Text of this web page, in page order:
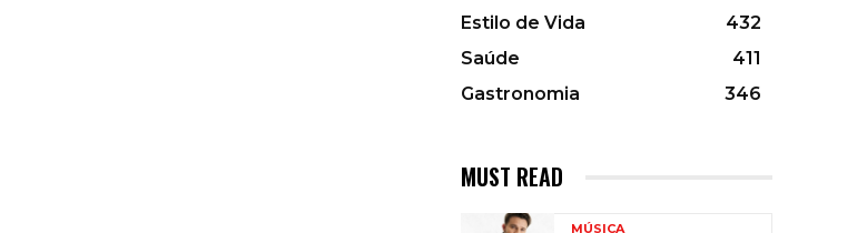
Estilo de Vida
432
Saúde
411
Gastronomia
346
MUST READ
MÚSICA